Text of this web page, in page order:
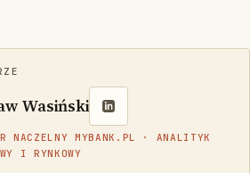
Wasiński
NACZELNY MYBANK.PL · ANALITYK
I RYNKOWY